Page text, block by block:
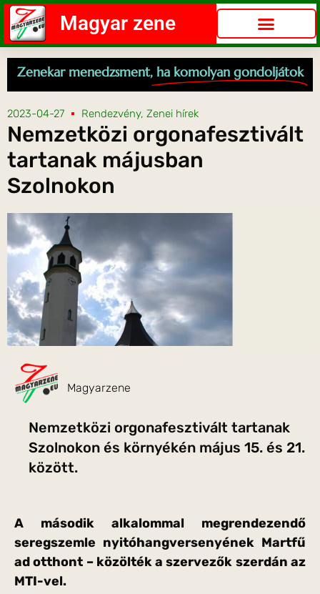
Magyar zene
Zenekar menedzsment, ha komolyan gondoljátok
2023-04-27 Rendezvény, Zenei hírek
Nemzetközi orgonafesztivált
tartanak májusban
Szolnokon
Magyarzene
Nemzetközi orgonafesztivált tartanak
Szolnokon és környékén május 15. és 21.
között.
A második alkalommal megrendezendő
seregszemle nyitóhangversenyének Martfű
ad otthont – közölték a szervezők szerdán az
MTI-vel.